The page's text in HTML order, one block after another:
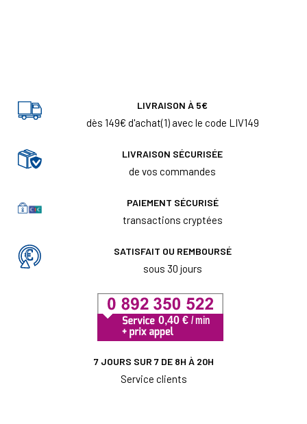
LIVRAISON À 5€
dès 149€ d'achat(1) avec le code LIV149
LIVRAISON SÉCURISÉE
de vos commandes
PAIEMENT SÉCURISÉ
transactions cryptées
SATISFAIT OU REMBOURSÉ
sous 30 jours
7 JOURS SUR 7 DE 8H À 20H
Service clients